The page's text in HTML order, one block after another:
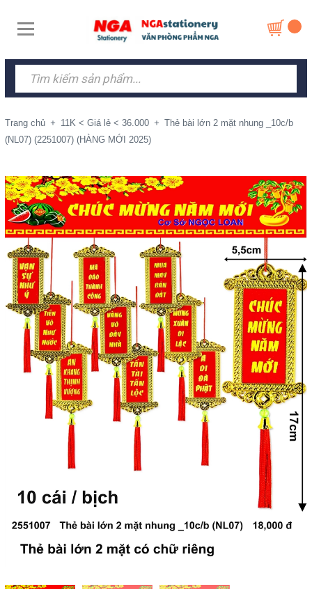
Trang chủ + 11K < Giá lẻ < 36.000 + Thẻ bài lớn 2 mặt nhung _10c/b
(NL07) (2251007) (HÀNG MỚI 2025)